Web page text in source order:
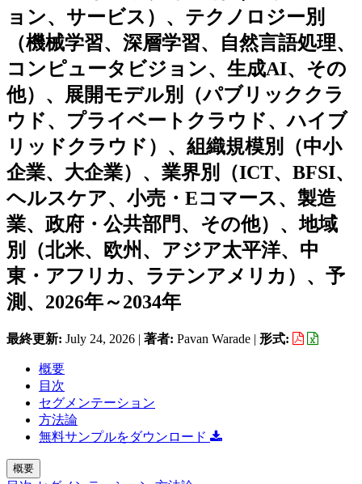
ョン、サービス）、テクノロジー別
（機械学習、深層学習、自然言語処理、
コンピュータビジョン、生成AI、その
他）、展開モデル別（パブリッククラ
ウド、プライベートクラウド、ハイブ
リッドクラウド）、組織規模別（中小
企業、大企業）、業界別（ICT、BFSI、
ヘルスケア、小売・Eコマース、製造
業、政府・公共部門、その他）、地域
別（北米、欧州、アジア太平洋、中
東・アフリカ、ラテンアメリカ）、予
測、2026年～2034年
最終更新: July 24, 2026 | 著者: Pavan Warade | 形式:
概要
目次
セグメンテーション
方法論
無料サンプルをダウンロード
概要